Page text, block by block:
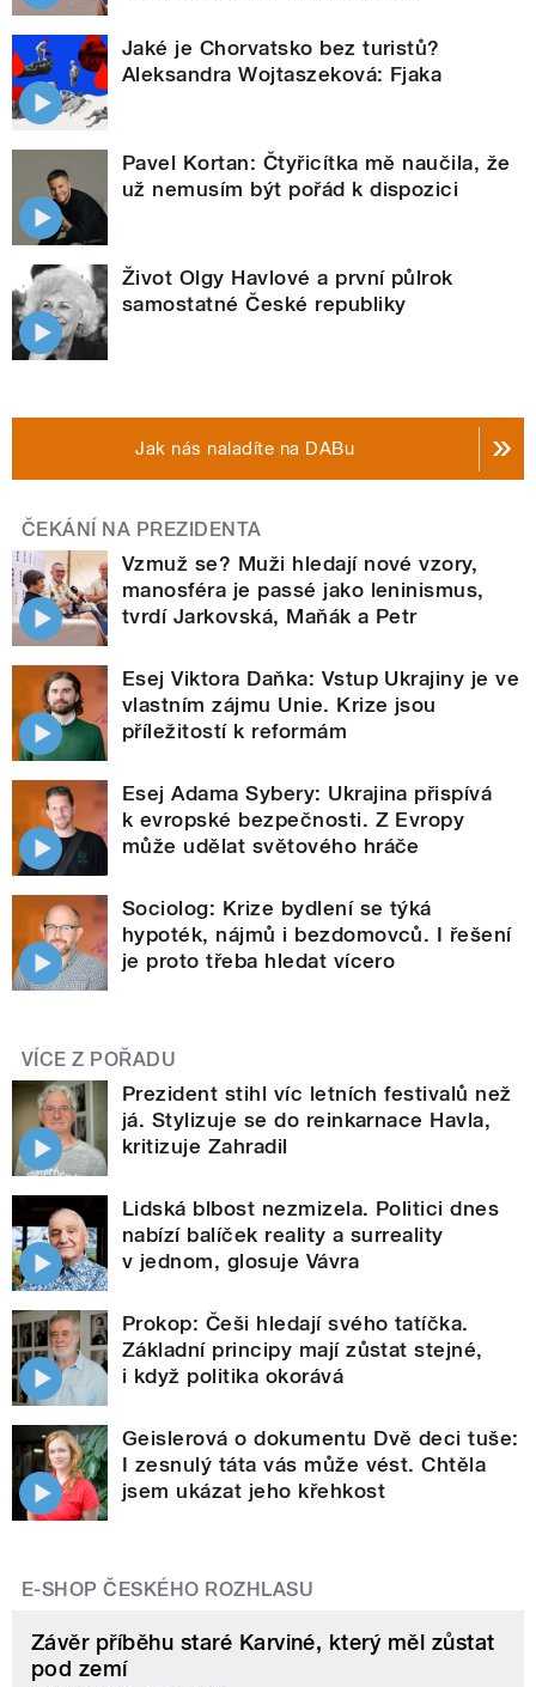
Jaké je Chorvatsko bez turistů?
Aleksandra Wojtaszeková: Fjaka
Pavel Kortan: Čtyřicítka mě naučila, že
už nemusím být pořád k dispozici
Život Olgy Havlové a první půlrok
samostatné České republiky
Jak nás naladíte na DABu
ČEKÁNÍ NA PREZIDENTA
Vzmuž se? Muži hledají nové vzory,
manosféra je passé jako leninismus,
tvrdí Jarkovská, Maňák a Petr
Esej Viktora Daňka: Vstup Ukrajiny je ve
vlastním zájmu Unie. Krize jsou
příležitostí k reformám
Esej Adama Sybery: Ukrajina přispívá
k evropské bezpečnosti. Z Evropy
může udělat světového hráče
Sociolog: Krize bydlení se týká
hypoték, nájmů i bezdomovců. I řešení
je proto třeba hledat vícero
VÍCE Z POŘADU
Prezident stihl víc letních festivalů než
já. Stylizuje se do reinkarnace Havla,
kritizuje Zahradil
Lidská blbost nezmizela. Politici dnes
nabízí balíček reality a surreality
v jednom, glosuje Vávra
Prokop: Češi hledají svého tatíčka.
Základní principy mají zůstat stejné,
i když politika okorává
Geislerová o dokumentu Dvě deci tuše:
I zesnulý táta vás může vést. Chtěla
jsem ukázat jeho křehkost
E-SHOP ČESKÉHO ROZHLASU
Závěr příběhu staré Karviné, který měl zůstat
pod zemí